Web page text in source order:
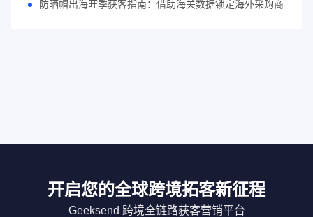
防晒帽出海旺季获客指南：借助海关数据锁定海外采购商
开启您的全球跨境拓客新征程
Geeksend 跨境全链路获客营销平台